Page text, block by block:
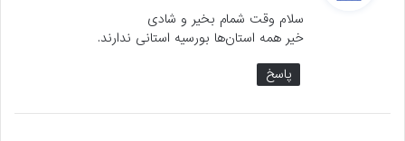
:
سلام وقت شمام بخیر و شادی
خیر همه استان‌ها بورسیه استانی ندارند.
پاسخ